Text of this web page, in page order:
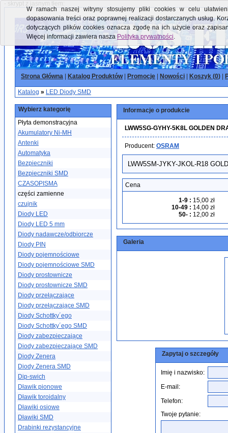
- skrypt z jasnym tłem:
Strona Główna Katalog Produktów| Promocje Nowości Koszyk (0)
Katalog » LED Diody SMD
Wybierz kategorię
Płyta demonstracyjna
Akumulatory Ni-MH
Antenki
Automatyka
Bezpieczniki
Bezpieczniki SMD
CZASOPISMA
części zamienne
czujnik
Diody LED
Diody LED 5 mm
Diody nadawcze/odbiorcze
Diody PIN
Diody pojemnościowe
Diody pojemnościowe SMD
Diody prostownicze
Diody prostownicze SMD
Diody przełączające
Diody przełączające SMD
Diody Schottky´ego
Diody Schottky´ego SMD
Diody zabezpieczające
Diody zabezpieczające SMD
Diody Zenera
Diody Zenera SMD
Dip-swich
Dławik pionowe
Dławik toroidalny
Dławiki osiowe
Dławiki SMD
Drabinki rezystancyjne
Informacje o produkcie
LWW5SG-GYHY-5K8L GOLDEN
Producent: OSRAM
LWW5SM-JYKY-JKOL-R18
Cena
1-9 : 15,00 zł
10-49 : 14,00 zł
50- : 12,00 zł
Galeria
Zapytaj o szczegóły
Imię i nazwisko:
E-mail:
Telefon:
Twoje pytanie:
W ramach naszej witryny stosujemy pliki cookies w celu
dopasowania treści oraz poprawnej realizacji dostarczanych usług.
dotyczących plików cookies oznacza zgodę na ich użycie oraz
Więcej informacji zawiera nasza Polityka prywatności.